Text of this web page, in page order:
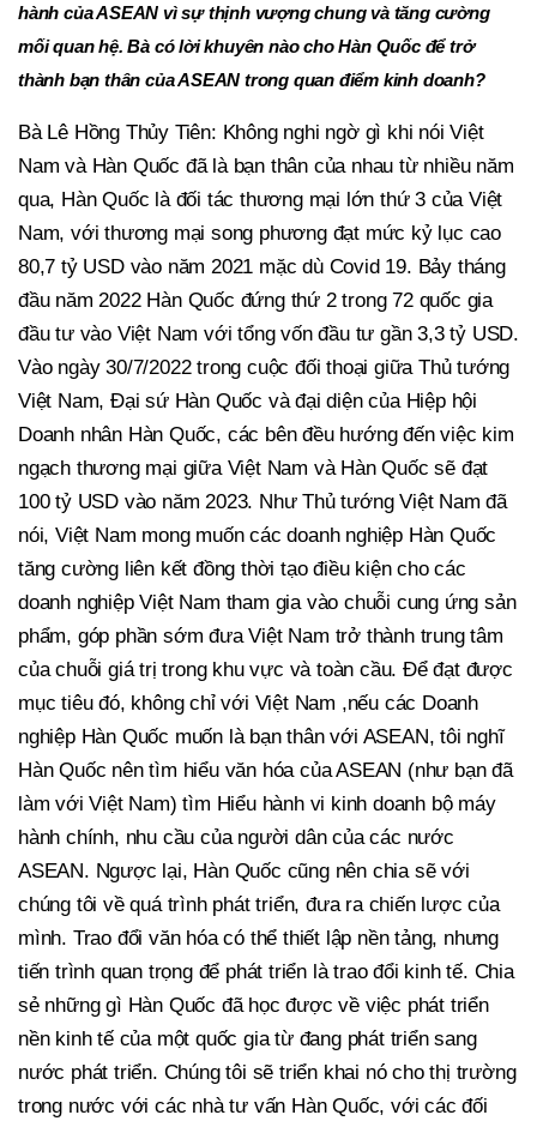
hành của ASEAN vì sự thịnh vượng chung và tăng cường
mối quan hệ. Bà có lời khuyên nào cho Hàn Quốc để trở
thành bạn thân của ASEAN trong quan điểm kinh doanh?
Bà Lê Hồng Thủy Tiên: Không nghi ngờ gì khi nói Việt
Nam và Hàn Quốc đã là bạn thân của nhau từ nhiều năm
qua, Hàn Quốc là đối tác thương mại lớn thứ 3 của Việt
Nam, với thương mại song phương đạt mức kỷ lục cao
80,7 tỷ USD vào năm 2021 mặc dù Covid 19. Bảy tháng
đầu năm 2022 Hàn Quốc đứng thứ 2 trong 72 quốc gia
đầu tư vào Việt Nam với tổng vốn đầu tư gần 3,3 tỷ USD.
Vào ngày 30/7/2022 trong cuộc đối thoại giữa Thủ tướng
Việt Nam, Đại sứ Hàn Quốc và đại diện của Hiệp hội
Doanh nhân Hàn Quốc, các bên đều hướng đến việc kim
ngạch thương mại giữa Việt Nam và Hàn Quốc sẽ đạt
100 tỷ USD vào năm 2023. Như Thủ tướng Việt Nam đã
nói, Việt Nam mong muốn các doanh nghiệp Hàn Quốc
tăng cường liên kết đồng thời tạo điều kiện cho các
doanh nghiệp Việt Nam tham gia vào chuỗi cung ứng sản
phẩm, góp phần sớm đưa Việt Nam trở thành trung tâm
của chuỗi giá trị trong khu vực và toàn cầu. Để đạt được
mục tiêu đó, không chỉ với Việt Nam ,nếu các Doanh
nghiệp Hàn Quốc muốn là bạn thân với ASEAN, tôi nghĩ
Hàn Quốc nên tìm hiểu văn hóa của ASEAN (như bạn đã
làm với Việt Nam) tìm Hiểu hành vi kinh doanh bộ máy
hành chính, nhu cầu của người dân của các nước
ASEAN. Ngược lại, Hàn Quốc cũng nên chia sẽ với
chúng tôi về quá trình phát triển, đưa ra chiến lược của
mình. Trao đổi văn hóa có thể thiết lập nền tảng, nhưng
tiến trình quan trọng để phát triển là trao đổi kinh tế. Chia
sẻ những gì Hàn Quốc đã học được về việc phát triển
nền kinh tế của một quốc gia từ đang phát triển sang
nước phát triển. Chúng tôi sẽ triển khai nó cho thị trường
trong nước với các nhà tư vấn Hàn Quốc, với các đối